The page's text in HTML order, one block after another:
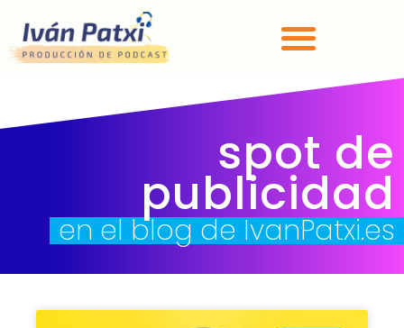
spot de
publicidad
en el blog de IvanPatxi.es